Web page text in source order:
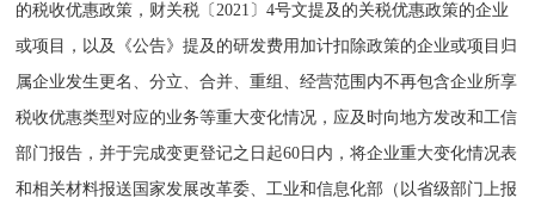
的税收优惠政策，财关税〔2021〕4号文提及的关税优惠政策的企业
或项目，以及《公告》提及的研发费用加计扣除政策的企业或项目归
属企业发生更名、分立、合并、重组、经营范围内不再包含企业所享
税收优惠类型对应的业务等重大变化情况，应及时向地方发改和工信
部门报告，并于完成变更登记之日起60日内，将企业重大变化情况表
和相关材料报送国家发展改革委、工业和信息化部（以省级部门上报